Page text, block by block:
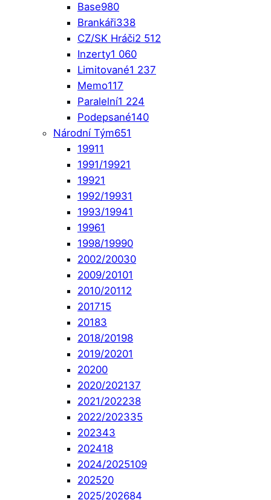
Base980
Brankáři338
CZ/SK Hráči2 512
Inzerty1 060
Limitované1 237
Memo117
Paralelní1 224
Podepsané140
Národní Tým651
19911
1991/19921
19921
1992/19931
1993/19941
19961
1998/19990
2002/20030
2009/20101
2010/20112
201715
20183
2018/20198
2019/20201
20200
2020/202137
2021/202238
2022/202335
202343
202418
2024/2025109
202520
2025/202684